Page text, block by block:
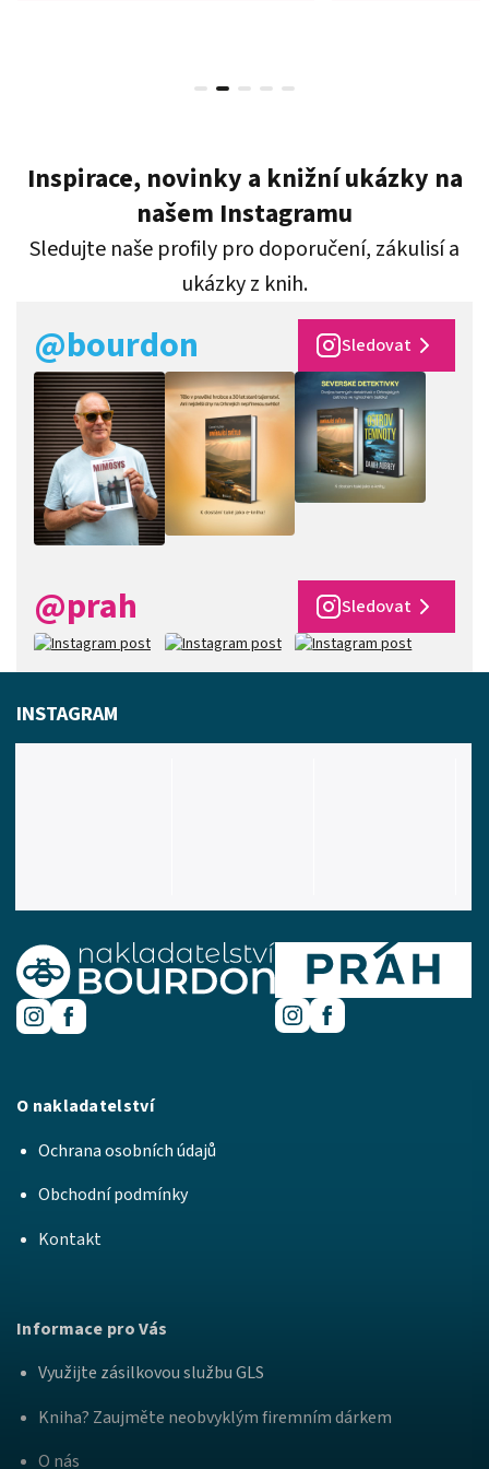
Inspirace, novinky a knižní ukázky na
našem Instagramu
Sledujte naše profily pro doporučení, zákulisí a
ukázky z knih.
@bourdon Sledovat
@prah Sledovat
O nakladatelství
Ochrana osobních údajů
Obchodní podmínky
Kontakt
Informace pro Vás
Využijte zásilkovou službu GLS
Kniha? Zaujměte neobvyklým firemním dárkem
O nás
INSTAGRAM